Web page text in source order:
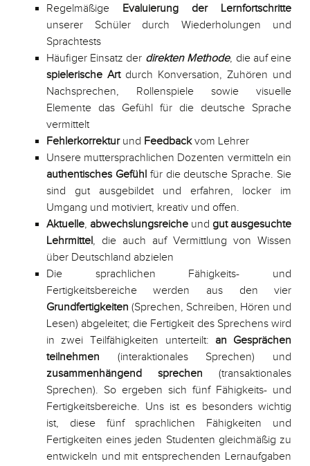
Regelmäßige Evaluierung der Lernfortschritte
unserer Schüler durch Wiederholungen und
Sprachtests
Häufiger Einsatz der direkten Methode, die auf eine
spielerische Artdurch Konversation, Zuhören und
Nachsprechen, Rollenspiele sowie visuelle
Elemente das Gefühl für die deutsche Sprache
vermittelt
Fehlerkorrekturund Feedbackvom Lehrer
Unsere muttersprachlichen Dozenten vermitteln ein
authentisches Gefühlfür die deutsche Sprache. Sie
sind gut ausgebildet und erfahren, locker im
Umgang und motiviert, kreativ und offen.
Aktuelle, abwechslungsreicheundgut ausgesuchte
Lehrmittel, die auch auf Vermittlung von Wissen
über Deutschland abzielen
Die sprachlichen Fähigkeits- und
Fertigkeitsbereiche werden aus den vier
Grundfertigkeiten (Sprechen, Schreiben, Hören und
Lesen) abgeleitet; die Fertigkeit des Sprechens wird
in zwei Teilfähigkeiten unterteilt: an Gesprächen
teilnehmen (interaktionales Sprechen) und
zusammenhängend sprechen (transaktionales
Sprechen). So ergeben sich fünf Fähigkeits- und
Fertigkeitsbereiche. Uns ist es besonders wichtig
ist, diese fünf sprachlichen Fähigkeiten und
Fertigkeiten eines jeden Studenten gleichmäßig zu
entwickeln und mit entsprechenden Lernaufgaben